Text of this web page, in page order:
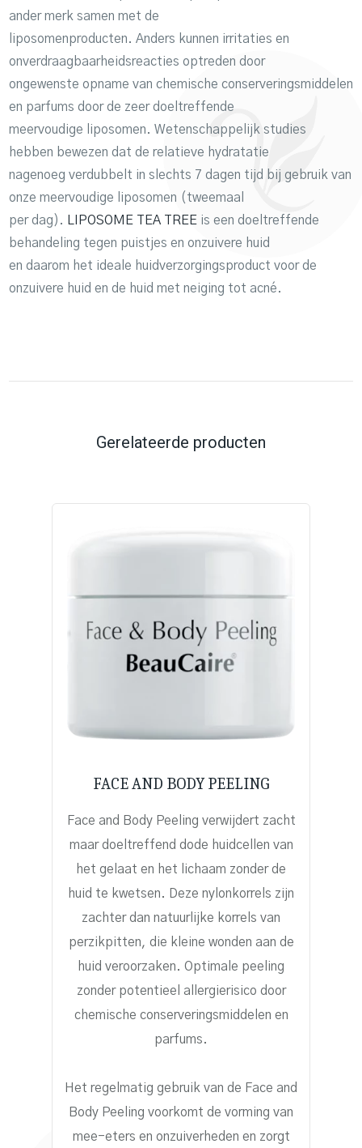
ander merk samen met de
liposomenproducten. Anders kunnen irritaties en
onverdraagbaarheidsreacties optreden door
ongewenste opname van chemische conserveringsmiddelen
en parfums door de zeer doeltreffende
meervoudige liposomen. Wetenschappelijk studies
hebben bewezen dat de relatieve hydratatie
nagenoeg verdubbelt in slechts 7 dagen tijd bij gebruik van
onze meervoudige liposomen (tweemaal
per dag).
LIPOSOME TEA TREE is een doeltreffende
behandeling tegen puistjes en onzuivere huid
en daarom het ideale huidverzorgingsproduct voor de
onzuivere huid en de huid met neiging tot acné.
Gerelateerde producten
FACE AND BODY PEELING
Face and Body Peeling verwijdert zacht
maar doeltreffend dode huidcellen van
het gelaat en het lichaam zonder de
huid te kwetsen. Deze nylonkorrels zijn
zachter dan natuurlijke korrels van
perzikpitten, die kleine wonden aan de
huid veroorzaken. Optimale peeling
zonder potentieel allergierisico door
chemische conserveringsmiddelen en
parfums.
Het regelmatig gebruik van de Face and
Body Peeling voorkomt de vorming van
mee-eters en onzuiverheden en zorgt